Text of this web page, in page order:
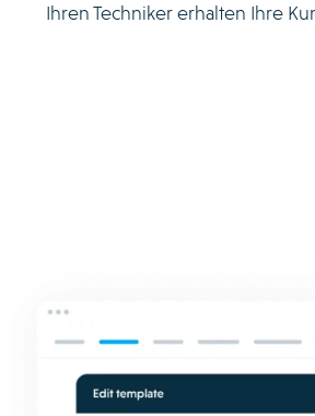
Ihren Techniker erhalten Ihre